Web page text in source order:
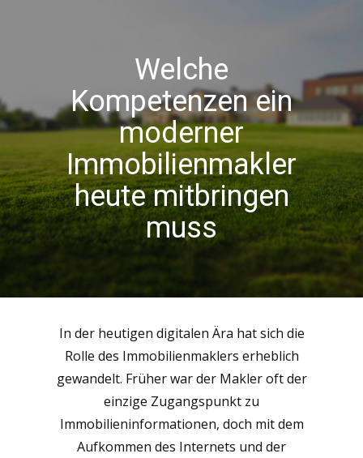
Welche
Kompetenzen ein
moderner
Immobilienmakler
heute mitbringen
muss
In der heutigen digitalen Ära hat sich die
Rolle des Immobilienmaklers erheblich
gewandelt. Früher war der Makler oft der
einzige Zugangspunkt zu
Immobilieninformationen, doch mit dem
Aufkommen des Internets und der